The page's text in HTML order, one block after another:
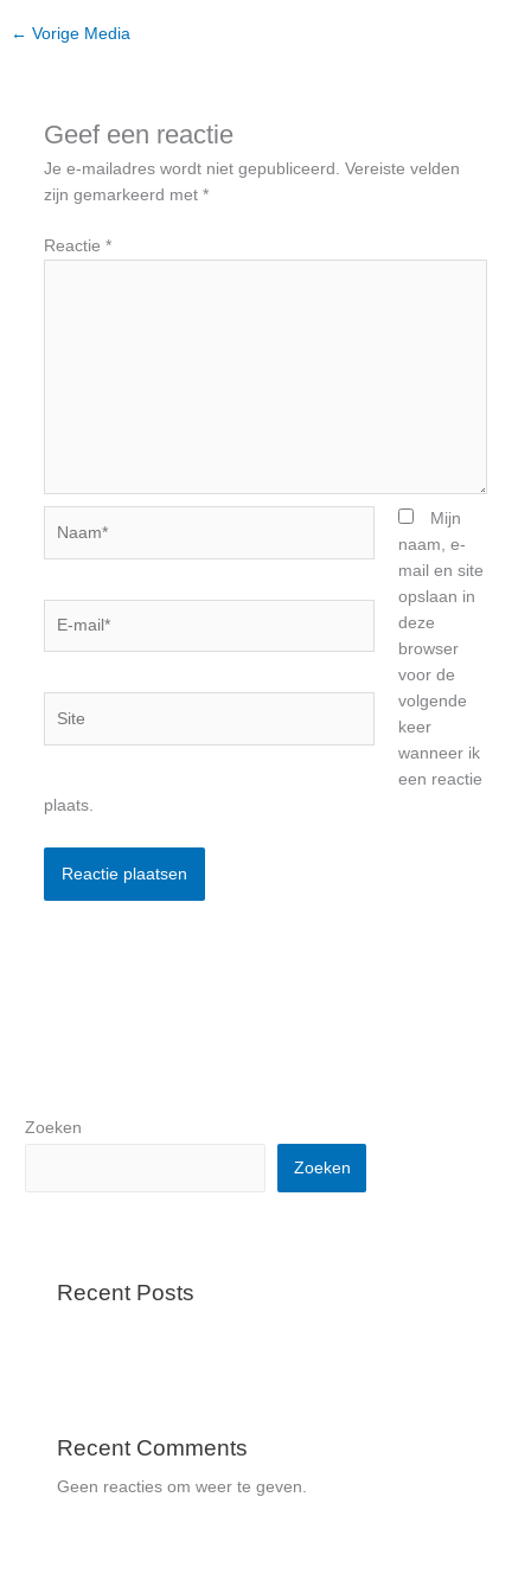
← Vorige Media
Geef een reactie
Je e-mailadres wordt niet gepubliceerd. Vereiste velden
zijn gemarkeerd met *
Reactie *
Mijn
naam, e-
mail en site
opslaan in
deze
browser
voor de
volgende
keer
wanneer ik
een reactie
plaats.
Zoeken
Zoeken
Recent Posts
Recent Comments
Geen reacties om weer te geven.